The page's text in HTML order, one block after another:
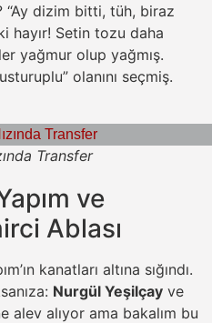
“Ay dizim bitti, tüh, biraz
hayır! Setin tozu daha
yağmur olup yağmış.
olanını seçmiş.
Transfer
ve
Ablası
kanatları altına sığındı.
Nurgül Yeşilçay ve
alev alıyor ama bakalım bu